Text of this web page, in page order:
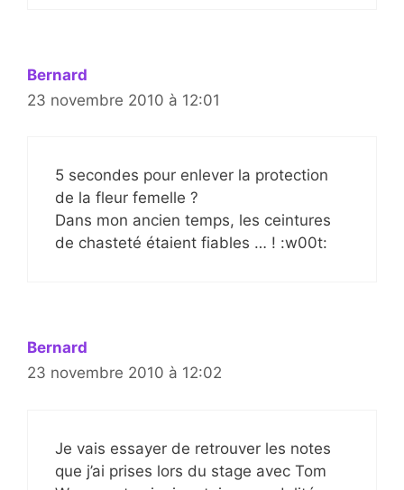
Bernard
23 novembre 2010 à 12:01
5 secondes pour enlever la protection
de la fleur femelle ?
Dans mon ancien temps, les ceintures
de chasteté étaient fiables … ! :w00t:
Bernard
23 novembre 2010 à 12:02
Je vais essayer de retrouver les notes
que j’ai prises lors du stage avec Tom